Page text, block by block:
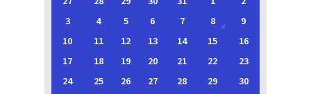
3
4 5 6 7 8
9
10
11 12 13 14 15
16
17
18 19 20 21 22
23
24
25 26 27 28 29
30